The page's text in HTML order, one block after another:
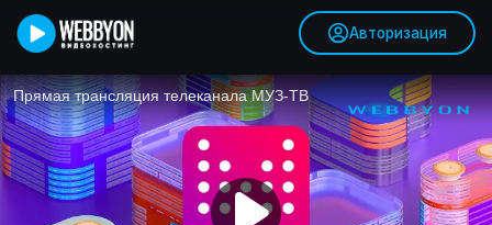
Авторизация